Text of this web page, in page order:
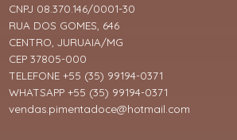
CNPJ 08.370.146/0001-30
RUA DOS GOMES, 646
CENTRO, JURUAIA/MG
CEP 37805-000
TELEFONE +55 (35) 99194-0371
WHATSAPP +55 (35) 99194-0371
vendas.pimentadoce@hotmail.com